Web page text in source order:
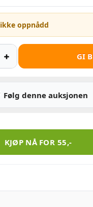
oppnådd
GI
Følg denne auksjonen
KJØP NÅ FOR 55,-